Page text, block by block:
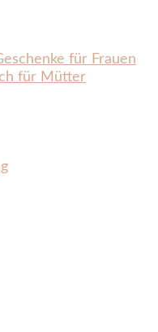
für Frauen
für Mütter